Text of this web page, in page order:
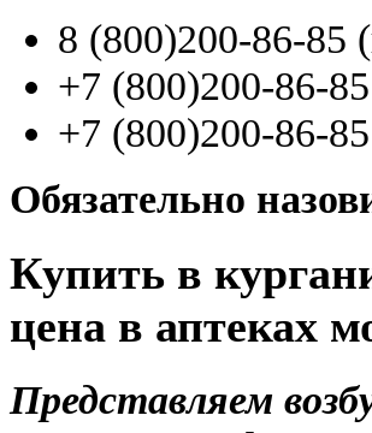
8 (800)200-86-85 (
+7 (800)200-86-85
+7 (800)200-86-85
Обязательно
Купить в
цена в аптеках
Представляем